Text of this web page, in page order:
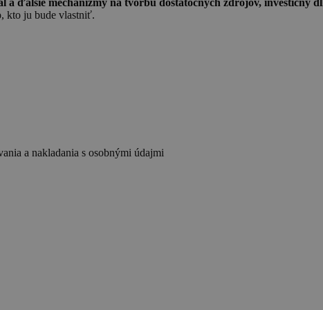
kto ju bude vlastniť.
a nakladania s osobnými údajmi